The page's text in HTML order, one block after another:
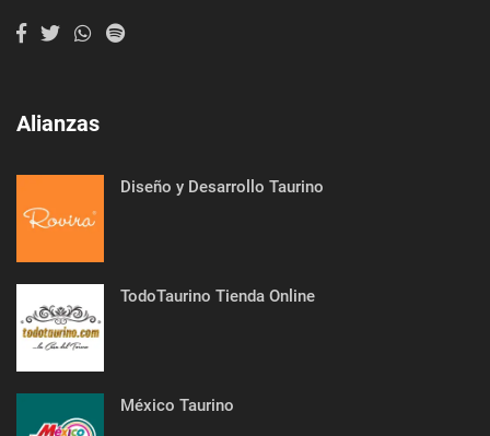
Alianzas
Diseño y Desarrollo Taurino
TodoTaurino Tienda Online
México Taurino